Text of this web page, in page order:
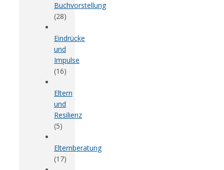
Buchvorstellung
(28)
Eindrücke
und
Impulse
(16)
Eltern
und
Resilienz
(5)
Elternberatung
(17)